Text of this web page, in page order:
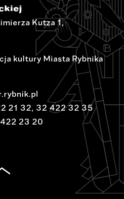
Kutza 1,
kultury Miasta Rybnika
21 32, 32 422 32 35
23 20